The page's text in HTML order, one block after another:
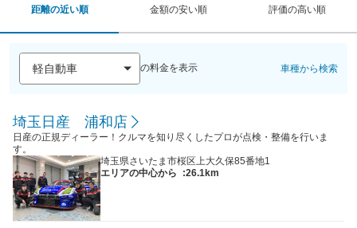
距離の近い順 金額の安い順 評価の高い順
の料金を表示 車種から検索
埼玉日産 浦和店
日産の正規ディーラー！クルマを知り尽くしたプロが点検・整備を行いま
す。
埼玉県さいたま市桜区上大久保85番地1
エリアの中心から
:26.1km